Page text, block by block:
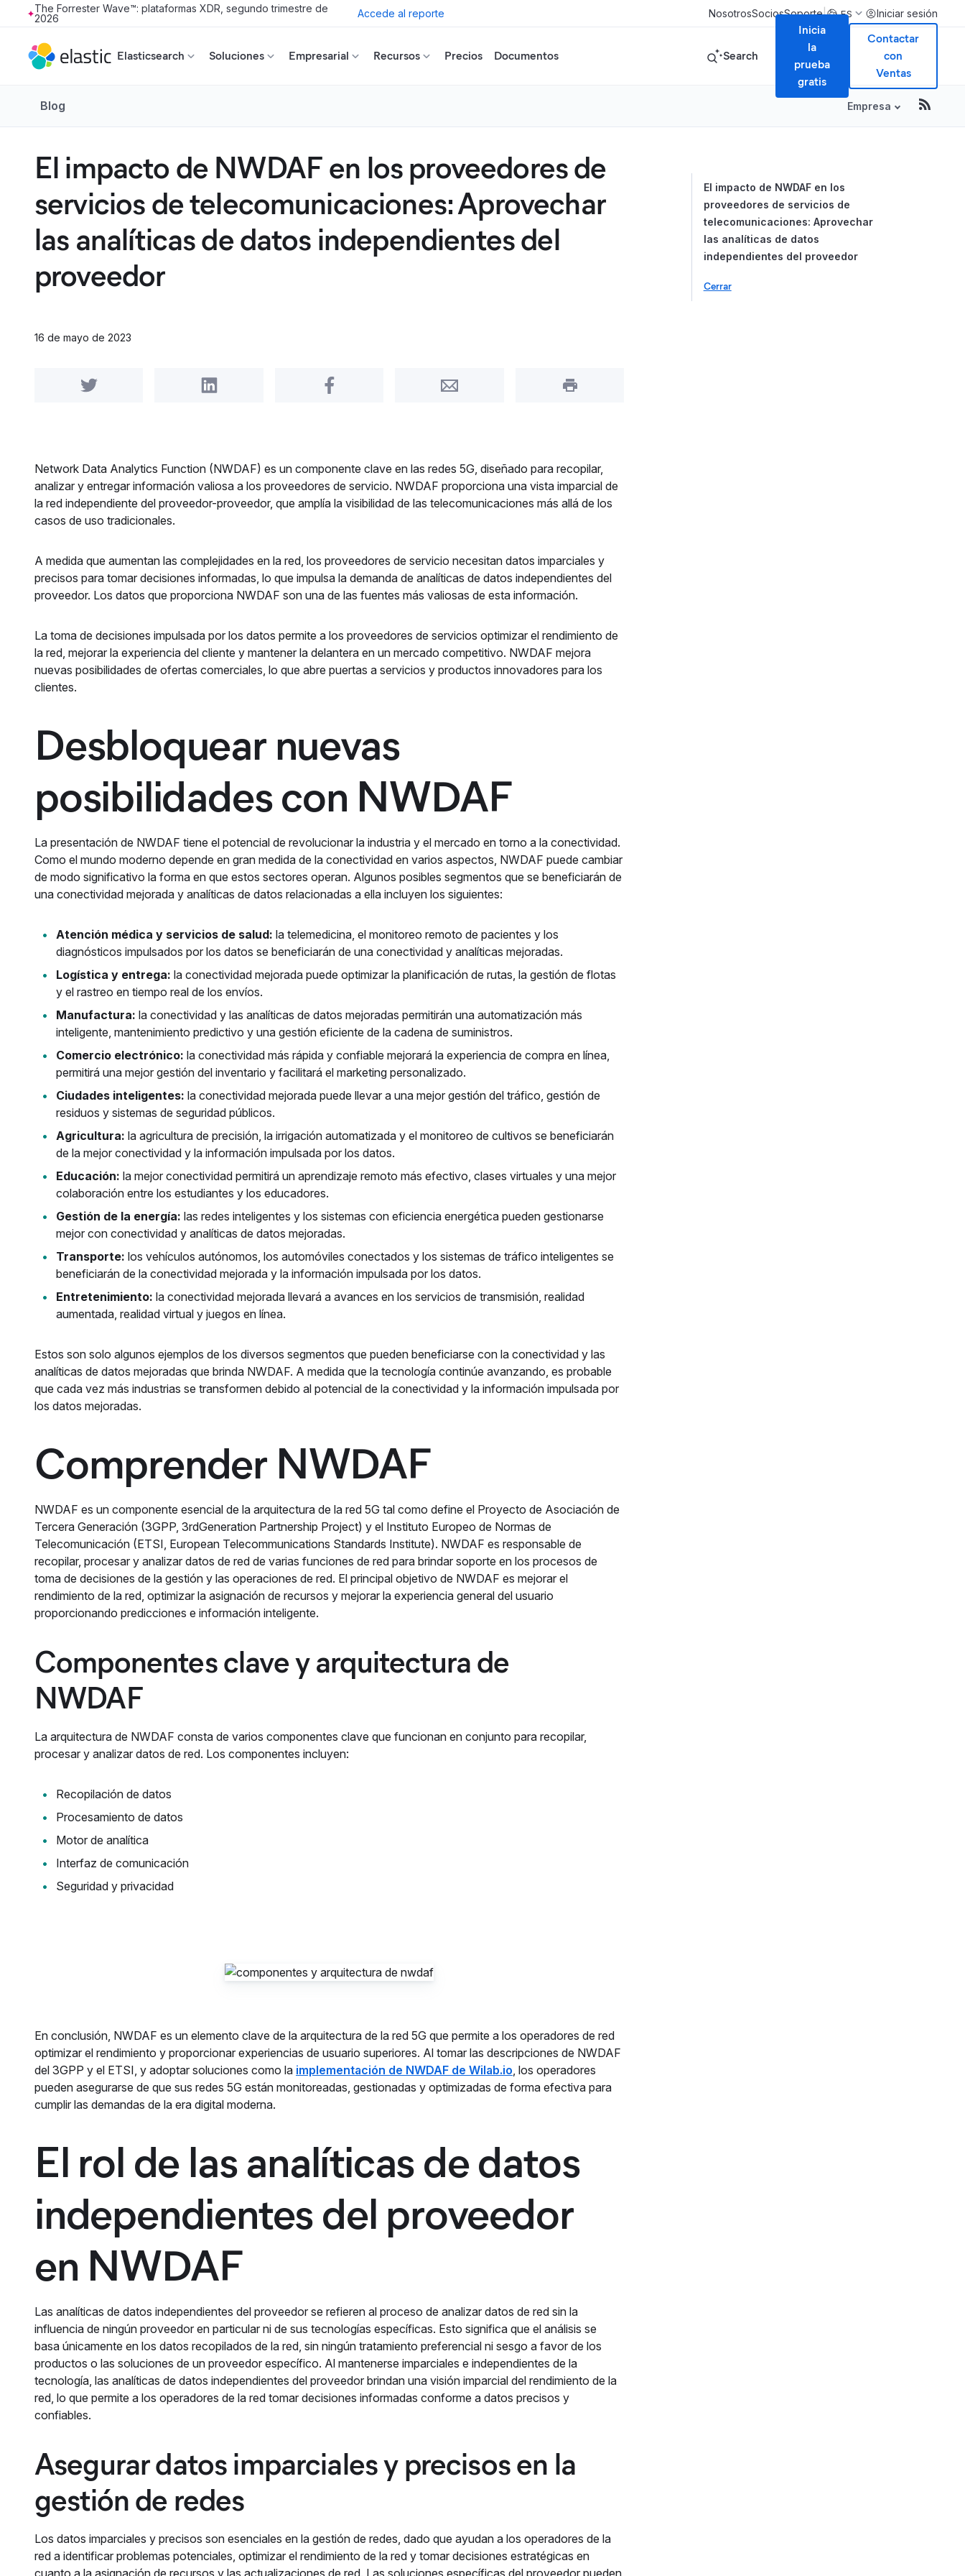
Skip to main content
The Forrester Wave™: plataformas XDR, segundo trimestre de
2026
Accede al reporte NosotrosSociosSoporte| ES Iniciar sesión
Elasticsearch Soluciones Empresarial Recursos Precios Documentos Search
Inicia
la
prueba
gratis
Contactar
con
Ventas
Blog Empresa
Table of
El impacto de NWDAF en los
proveedores de servicios de
telecomunicaciones: Aprovechar
las analíticas de datos
independientes del proveedor
Cerrar
El impacto de NWDAF en los proveedores de
servicios de telecomunicaciones: Aprovechar
las analíticas de datos independientes del
proveedor
16 de mayo de 2023
Share on Twitter Share on LinkedIn Share on Facebook Share by Email Print this page
Network Data Analytics Function (NWDAF) es un componente clave en las redes 5G, diseñado para recopilar,
analizar y entregar información valiosa a los proveedores de servicio. NWDAF proporciona una vista imparcial de
la red independiente del proveedor-proveedor, que amplía la visibilidad de las telecomunicaciones más allá de los
casos de uso tradicionales.
A medida que aumentan las complejidades en la red, los proveedores de servicio necesitan datos imparciales y
precisos para tomar decisiones informadas, lo que impulsa la demanda de analíticas de datos independientes del
proveedor. Los datos que proporciona NWDAF son una de las fuentes más valiosas de esta información.
La toma de decisiones impulsada por los datos permite a los proveedores de servicios optimizar el rendimiento de
la red, mejorar la experiencia del cliente y mantener la delantera en un mercado competitivo. NWDAF mejora
nuevas posibilidades de ofertas comerciales, lo que abre puertas a servicios y productos innovadores para los
clientes.
Desbloquear nuevas
posibilidades con NWDAF
La presentación de NWDAF tiene el potencial de revolucionar la industria y el mercado en torno a la conectividad.
Como el mundo moderno depende en gran medida de la conectividad en varios aspectos, NWDAF puede cambiar
de modo significativo la forma en que estos sectores operan. Algunos posibles segmentos que se beneficiarán de
una conectividad mejorada y analíticas de datos relacionadas a ella incluyen los siguientes:
Atención médica y servicios de salud: la telemedicina, el monitoreo remoto de pacientes y los
diagnósticos impulsados por los datos se beneficiarán de una conectividad y analíticas mejoradas.
Logística y entrega: la conectividad mejorada puede optimizar la planificación de rutas, la gestión de flotas
y el rastreo en tiempo real de los envíos.
Manufactura: la conectividad y las analíticas de datos mejoradas permitirán una automatización más
inteligente, mantenimiento predictivo y una gestión eficiente de la cadena de suministros.
Comercio electrónico: la conectividad más rápida y confiable mejorará la experiencia de compra en línea,
permitirá una mejor gestión del inventario y facilitará el marketing personalizado.
Ciudades inteligentes: la conectividad mejorada puede llevar a una mejor gestión del tráfico, gestión de
residuos y sistemas de seguridad públicos.
Agricultura: la agricultura de precisión, la irrigación automatizada y el monitoreo de cultivos se beneficiarán
de la mejor conectividad y la información impulsada por los datos.
Educación: la mejor conectividad permitirá un aprendizaje remoto más efectivo, clases virtuales y una mejor
colaboración entre los estudiantes y los educadores.
Gestión de la energía: las redes inteligentes y los sistemas con eficiencia energética pueden gestionarse
mejor con conectividad y analíticas de datos mejoradas.
Transporte: los vehículos autónomos, los automóviles conectados y los sistemas de tráfico inteligentes se
beneficiarán de la conectividad mejorada y la información impulsada por los datos.
Entretenimiento: la conectividad mejorada llevará a avances en los servicios de transmisión, realidad
aumentada, realidad virtual y juegos en línea.
Estos son solo algunos ejemplos de los diversos segmentos que pueden beneficiarse con la conectividad y las
analíticas de datos mejoradas que brinda NWDAF. A medida que la tecnología continúe avanzando, es probable
que cada vez más industrias se transformen debido al potencial de la conectividad y la información impulsada por
los datos mejoradas.
Comprender NWDAF
NWDAF es un componente esencial de la arquitectura de la red 5G tal como define el Proyecto de Asociación de
Tercera Generación (3GPP, 3rdGeneration Partnership Project) y el Instituto Europeo de Normas de
Telecomunicación (ETSI, European Telecommunications Standards Institute). NWDAF es responsable de
recopilar, procesar y analizar datos de red de varias funciones de red para brindar soporte en los procesos de
toma de decisiones de la gestión y las operaciones de red. El principal objetivo de NWDAF es mejorar el
rendimiento de la red, optimizar la asignación de recursos y mejorar la experiencia general del usuario
proporcionando predicciones e información inteligente.
Componentes clave y arquitectura de
NWDAF
La arquitectura de NWDAF consta de varios componentes clave que funcionan en conjunto para recopilar,
procesar y analizar datos de red. Los componentes incluyen:
Recopilación de datos
Procesamiento de datos
Motor de analítica
Interfaz de comunicación
Seguridad y privacidad
En conclusión, NWDAF es un elemento clave de la arquitectura de la red 5G que permite a los operadores de red
optimizar el rendimiento y proporcionar experiencias de usuario superiores. Al tomar las descripciones de NWDAF
del 3GPP y el ETSI, y adoptar soluciones como la implementación de NWDAF de Wilab.io, los operadores
pueden asegurarse de que sus redes 5G están monitoreadas, gestionadas y optimizadas de forma efectiva para
cumplir las demandas de la era digital moderna.
El rol de las analíticas de datos
independientes del proveedor
en NWDAF
Las analíticas de datos independientes del proveedor se refieren al proceso de analizar datos de red sin la
influencia de ningún proveedor en particular ni de sus tecnologías específicas. Esto significa que el análisis se
basa únicamente en los datos recopilados de la red, sin ningún tratamiento preferencial ni sesgo a favor de los
productos o las soluciones de un proveedor específico. Al mantenerse imparciales e independientes de la
tecnología, las analíticas de datos independientes del proveedor brindan una visión imparcial del rendimiento de la
red, lo que permite a los operadores de la red tomar decisiones informadas conforme a datos precisos y
confiables.
Asegurar datos imparciales y precisos en la
gestión de redes
Los datos imparciales y precisos son esenciales en la gestión de redes, dado que ayudan a los operadores de la
red a identificar problemas potenciales, optimizar el rendimiento de la red y tomar decisiones estratégicas en
cuanto a la asignación de recursos y las actualizaciones de red. Las soluciones específicas del proveedor pueden